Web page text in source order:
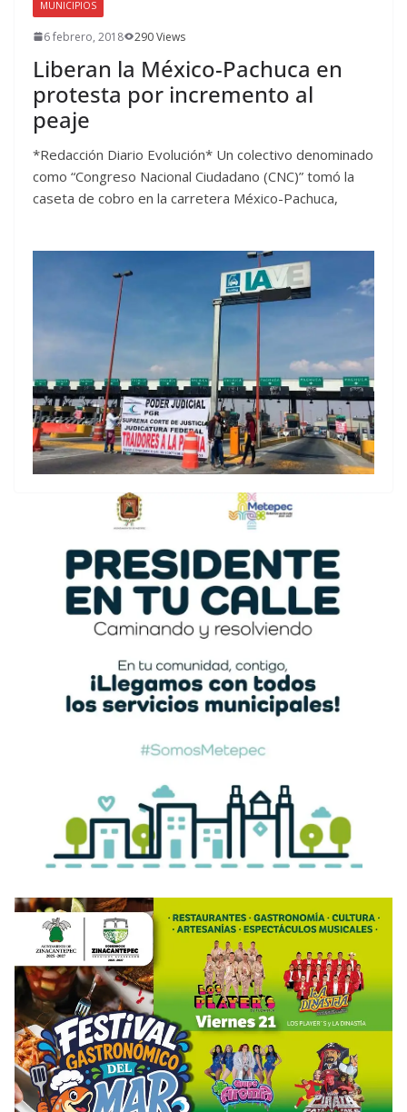
MUNICIPIOS
6 febrero, 2018 290 Views
Liberan la México-Pachuca en
protesta por incremento al
peaje
*Redacción Diario Evolución* Un colectivo denominado
como “Congreso Nacional Ciudadano (CNC)” tomó la
caseta de cobro en la carretera México-Pachuca,